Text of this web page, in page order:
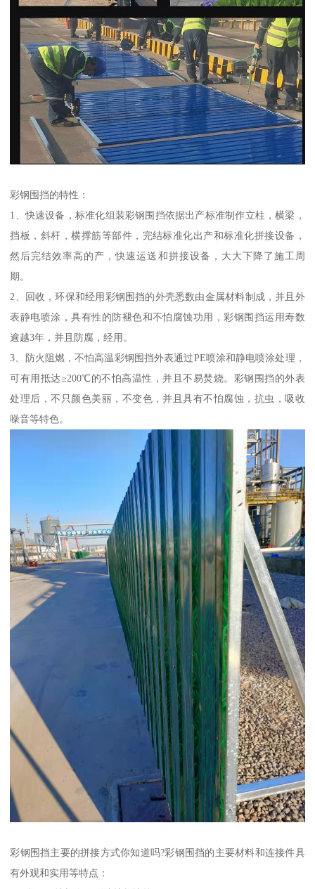
彩钢围挡的特性：
1、快速设备，标准化组装彩钢围挡依据出产标准制作立柱，横梁，
挡板，斜杆，横撑筋等部件，完结标准化出产和标准化拼接设备，
然后完结效率高的产，快速运送和拼接设备，大大下降了施工周
期。
2、回收，环保和经用彩钢围挡的外壳悉数由金属材料制成，并且外
表静电喷涂，具有性的防褪色和不怕腐蚀功用，彩钢围挡运用寿数
逾越3年，并且防腐，经用。
3、防火阻燃，不怕高温彩钢围挡外表通过PE喷涂和静电喷涂处理，
可有用抵达≥200℃的不怕高温性，并且不易焚烧。彩钢围挡的外表
处理后，不只颜色美丽，不变色，并且具有不怕腐蚀，抗虫，吸收
噪音等特色。
彩钢围挡主要的拼接方式你知道吗?彩钢围挡的主要材料和连接件具
有外观和实用等特点：